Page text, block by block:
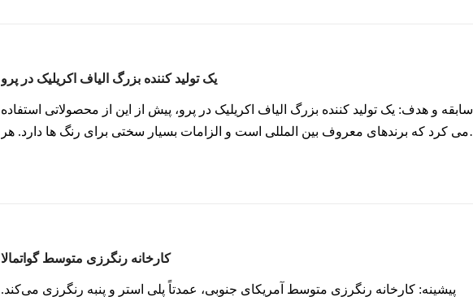
یک تولید کننده بزرگ الیاف اکریلیک در پرو
سابقه و هدف: یک تولید کننده بزرگ الیاف اکریلیک در پرو، پیش از این از محصولاتی استفاده
می کرد که برندهای معروف بین المللی است و الزامات بسیار سختی برای رنگ ها دارد. هر
دهد.
کارخانه رنگرزی متوسط ​​گواتمالا
پیشینه: کارخانه رنگرزی متوسط ​​آمریکای جنوبی، عمدتاً پلی استر و پنبه رنگرزی می‌کند.